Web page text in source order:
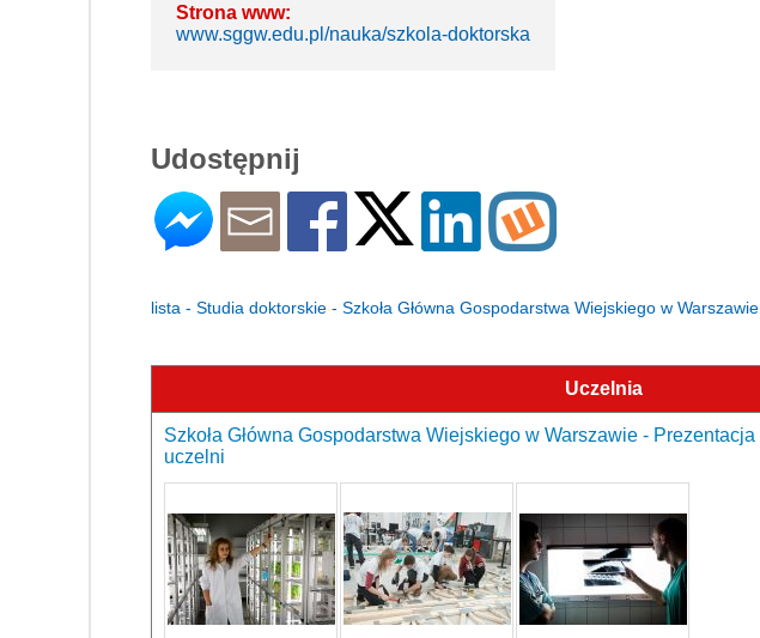
Strona www:
www.sggw.edu.pl/nauka/szkola-doktorska
Udostępnij
lista - Studia doktorskie - Szkoła Główna Gospodarstwa Wiejskiego w Warszawie
Uczelnia
Szkoła Główna Gospodarstwa Wiejskiego w Warszawie - Prezentacja
uczelni